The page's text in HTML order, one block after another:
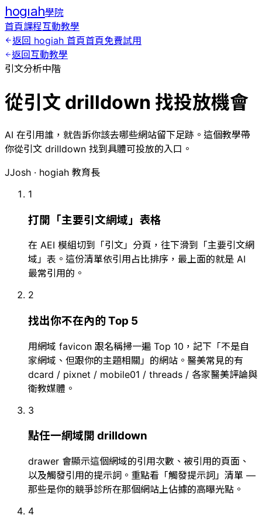
hogıah學院
首頁課程互動教學
返回 hogiah 首頁首頁免費試用
返回互動教學
引文分析中階
從引文 drilldown 找投放機會
AI 在引用誰，就告訴你該去哪些網站留下足跡。這個教學帶
你從引文 drilldown 找到具體可投放的入口。
JJosh · hogiah 教育長
1
打開「主要引文網域」表格
在 AEI 模組切到「引文」分頁，往下滑到「主要引文網
域」表。這份清單依引用占比排序，最上面的就是 AI
最常引用的。
2
找出你不在內的 Top 5
用網域 favicon 跟名稱掃一遍 Top 10，記下「不是自
家網域、但跟你的主題相關」的網站。醫美常見的有
dcard / pixnet / mobile01 / threads / 各家醫美評論與
衛教媒體。
3
點任一網域開 drilldown
drawer 會顯示這個網域的引用次數、被引用的頁面、
以及觸發引用的提示詞。重點看「觸發提示詞」清單 —
那些是你的競爭診所在那個網站上佔據的高曝光點。
4